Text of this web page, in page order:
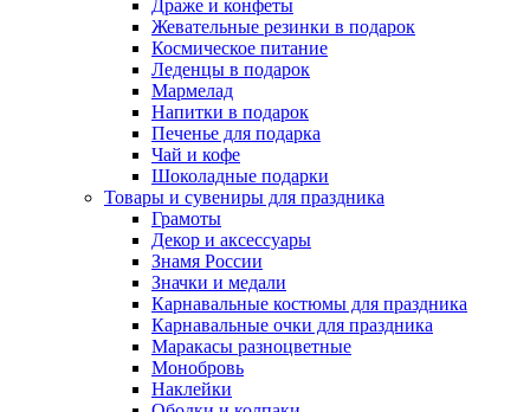
Драже и конфеты
Жевательные резинки в подарок
Космическое питание
Леденцы в подарок
Мармелад
Напитки в подарок
Печенье для подарка
Чай и кофе
Шоколадные подарки
Товары и сувениры для праздника
Грамоты
Декор и аксессуары
Знамя России
Значки и медали
Карнавальные костюмы для праздника
Карнавальные очки для праздника
Маракасы разноцветные
Монобровь
Наклейки